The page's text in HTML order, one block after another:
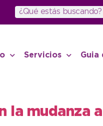
Servicios Guia
la mudanza